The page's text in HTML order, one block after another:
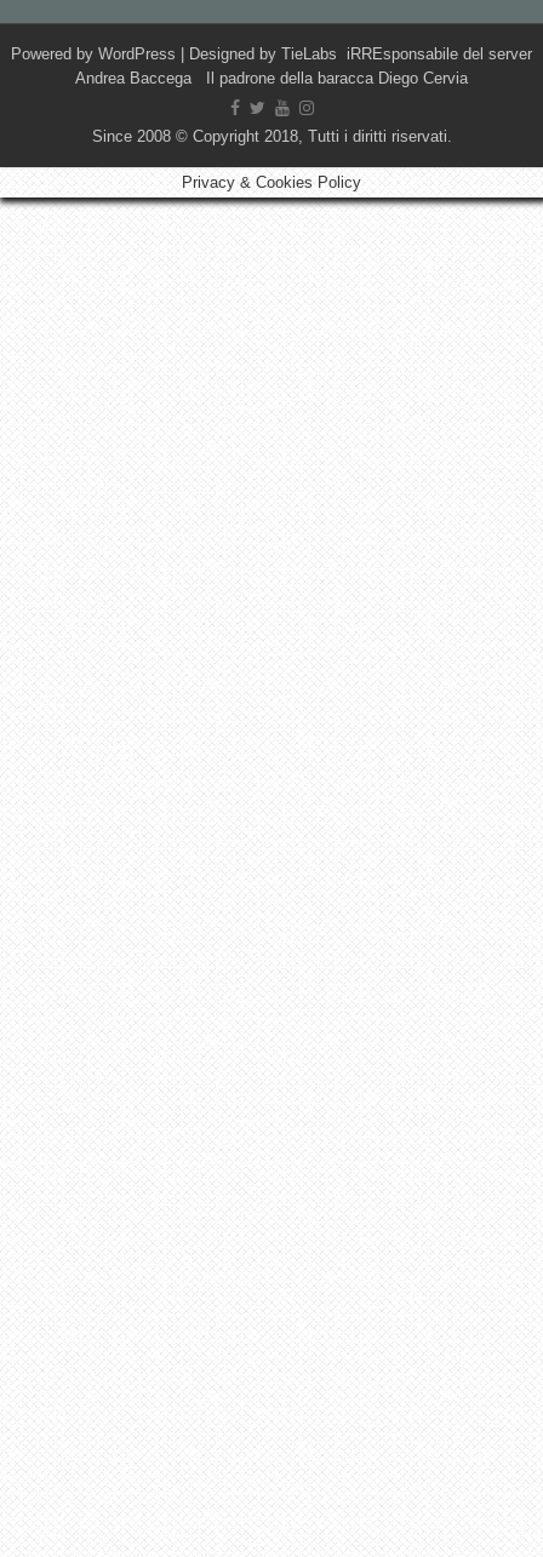
Powered by WordPress | Designed by TieLabs iRREsponsabile del server
Andrea Baccega Il padrone della baracca Diego Cervia
Since 2008 © Copyright 2018, Tutti i diritti riservati.
Privacy & Cookies Policy